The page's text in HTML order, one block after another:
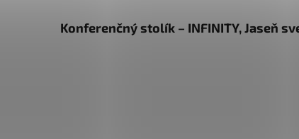
Konferenčný stolík – INFINITY, Jaseň